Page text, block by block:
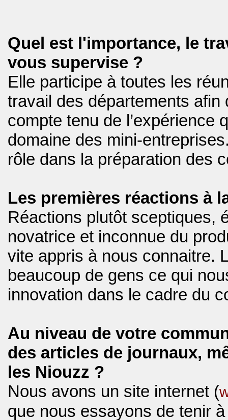
Quel est l'importance, le
vous supervise ?
Elle participe à toutes les
travail des départements
compte tenu de l’expérience
domaine des mini-
rôle dans la préparation des
Les premières réactions à
Réactions plutôt sceptiques,
novatrice et inconnue du
vite appris à nous connaitre.
beaucoup de gens ce qui
innovation dans le cadre du
Au niveau de votre
des articles de journaux,
les Niouzz ?
Nous avons un site internet (
que nous essayons de tenir